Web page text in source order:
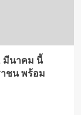
มีนาคม นี้
าชน พร้อม